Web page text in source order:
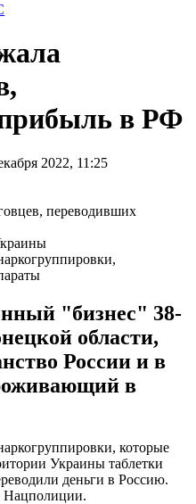
в РФ
2022, 11:25
"бизнес" 38-
области,
России и в
в
которые
Украины таблетки
деньги в Россию.
Нацполиции.